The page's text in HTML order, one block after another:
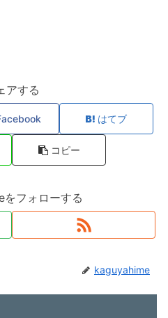
アする
はてブ
コピー
フォローする
kaguyahime